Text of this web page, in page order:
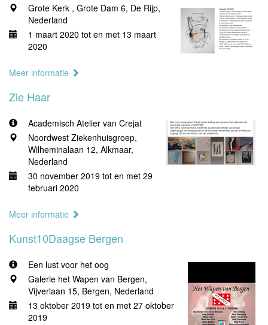
Grote Kerk , Grote Dam 6, De Rijp,
Nederland
1 maart 2020 tot en met 13 maart
2020
Meer informatie
Zie Haar
Academisch Atelier van Crejat
Noordwest Ziekenhuisgroep,
Wilheminalaan 12, Alkmaar,
Nederland
30 november 2019 tot en met 29
februari 2020
Meer informatie
Kunst10Daagse Bergen
Een lust voor het oog
Galerie het Wapen van Bergen,
Vijverlaan 15, Bergen, Nederland
13 oktober 2019 tot en met 27 oktober
2019